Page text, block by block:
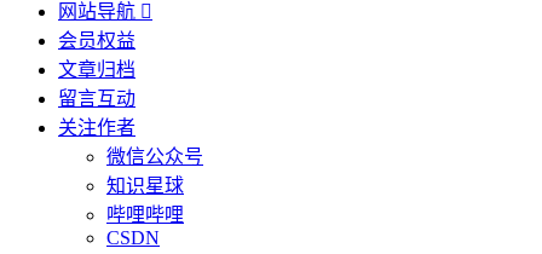
网站导航 
会员权益
文章归档
留言互动
关注作者
微信公众号
知识星球
哔哩哔哩
CSDN